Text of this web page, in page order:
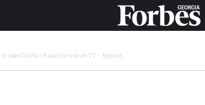
take COVID-19 vaccine live on TV – Nypost